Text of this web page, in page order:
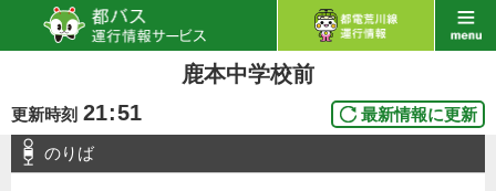
鹿本中学校前
更新時刻 21:51 最新情報に更新
のりば